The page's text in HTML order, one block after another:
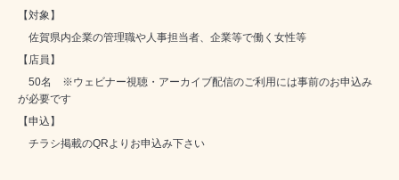
【対象】
佐賀県内企業の管理職や人事担当者、企業等で働く女性等
【店員】
50名 ※ウェビナー視聴・アーカイブ配信のご利用には事前のお申込み
が必要です
【申込】
チラシ掲載のQRよりお申込み下さい